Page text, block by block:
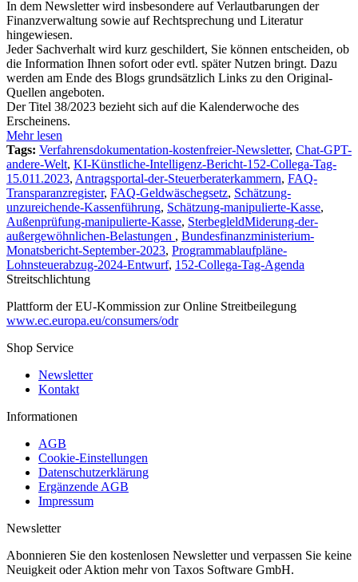
In dem Newsletter wird insbesondere auf Verlautbarungen der
Finanzverwaltung sowie auf Rechtsprechung und Literatur
hingewiesen.
Jeder Sachverhalt wird kurz geschildert, Sie können entscheiden, ob
die Information Ihnen sofort oder evtl. später Nutzen bringt. Dazu
werden am Ende des Blogs grundsätzlich Links zu den Original-
Quellen angeboten.
Der Titel 38/2023 bezieht sich auf die Kalenderwoche des
Erscheinens.
Mehr lesen
Tags: Verfahrensdokumentation-kostenfreier-Newsletter, Chat-GPT-
andere-Welt, KI-Künstliche-Intelligenz-Bericht-152-Collega-Tag-
15.011.2023, Antragsportal-der-Steuerberaterkammern, FAQ-
Transparanzregister, FAQ-Geldwäschegsetz, Schätzung-
unzureichende-Kassenführung, Schätzung-manipulierte-Kasse,
Außenprüfung-manipulierte-Kasse, SterbegleldMiderung-der-
außergewöhnlichen-Belastungen , Bundesfinanzministerium-
Monatsbericht-September-2023, Programmablaufpläne-
Lohnsteuerabzug-2024-Entwurf, 152-Collega-Tag-Agenda
Streitschlichtung
Plattform der EU-Kommission zur Online Streitbeilegung
www.ec.europa.eu/consumers/odr
Shop Service
Newsletter
Kontakt
Informationen
AGB
Cookie-Einstellungen
Datenschutzerklärung
Ergänzende AGB
Impressum
Newsletter
Abonnieren Sie den kostenlosen Newsletter und verpassen Sie keine
Neuigkeit oder Aktion mehr von Taxos Software GmbH.